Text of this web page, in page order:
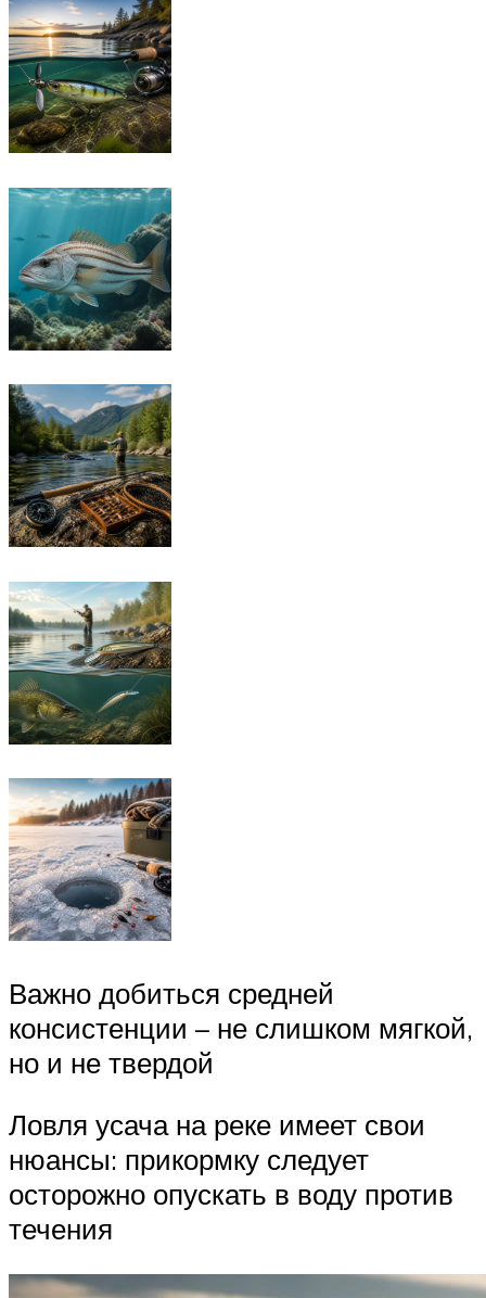
Важно добиться средней
консистенции – не слишком мягкой,
но и не твердой
Ловля усача на реке имеет свои
нюансы: прикормку следует
осторожно опускать в воду против
течения